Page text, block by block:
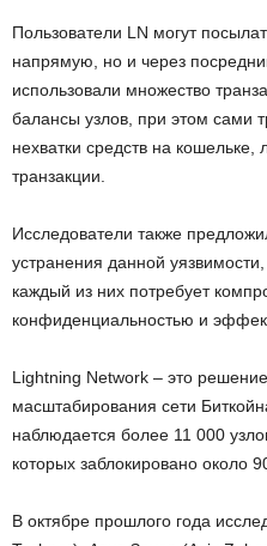
Пользователи LN могут
напрямую, но и через
использовали множество
балансы узлов, при этом сами
нехватки средств на
транзакции.
Исследователи также
устранения данной
каждый из них потребует
конфиденциальностью и
Lightning Network – это
масштабирования сети
наблюдается более 11 000
которых заблокировано около
В октябре прошлого года